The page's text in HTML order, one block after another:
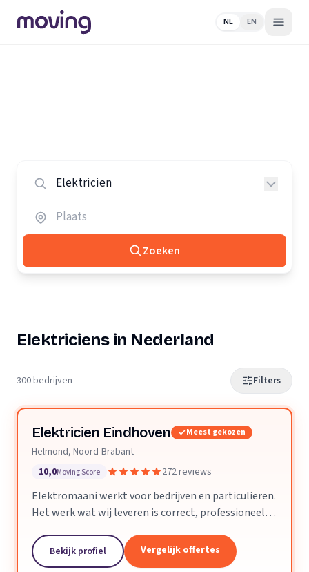
NL EN
Zoeken
Elektriciens in Nederland
300 bedrijven Filters
Elektricien Eindhoven Meest gekozen
Helmond, Noord-Brabant
10,0Moving Score 272 reviews
Elektromaani werkt voor bedrijven en particulieren.
Het werk wat wij leveren is correct, professioneel
of grote projecten zijn geen enkel probleem.
Bekijk profiel Vergelijk offertes